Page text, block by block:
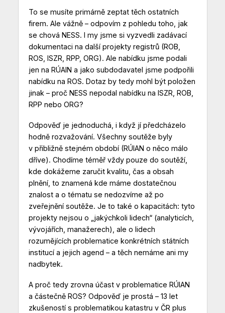
To se musíte primárně zeptat těch ostatních
firem. Ale vážně – odpovím z pohledu toho, jak
se chová NESS. I my jsme si vyzvedli zadávací
dokumentaci na další projekty registrů (ROB,
ROS, ISZR, RPP, ORG). Ale nabídku jsme podali
jen na RÚAIN a jako subdodavatel jsme podpořili
nabídku na ROS. Dotaz by tedy mohl být položen
jinak – proč NESS nepodal nabídku na ISZR, ROB,
RPP nebo ORG?
Odpověď je jednoduchá, i když jí předcházelo
hodně rozvažování. Všechny soutěže byly
v přibližně stejném období (RÚIAN o něco málo
dříve). Chodíme téměř vždy pouze do soutěží,
kde dokážeme zaručit kvalitu, čas a obsah
plnění, to znamená kde máme dostatečnou
znalost a o tématu se nedozvíme až po
zveřejnění soutěže. Je to také o kapacitách: tyto
projekty nejsou o „jakýchkoli lidech“ (analyticích,
vývojářích, manažerech), ale o lidech
rozumějících problematice konkrétních státních
institucí a jejich agend – a těch nemáme ani my
nadbytek.
A proč tedy zrovna účast v problematice RÚIAN
a částečně ROS? Odpověď je prostá – 13 let
zkušeností s problematikou katastru v ČR plus